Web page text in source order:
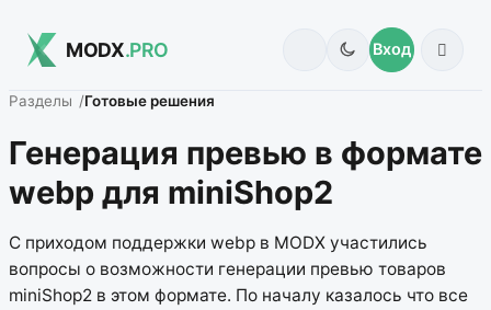
MODX.PRO Вход
Разделы Готовые решения
Генерация превью в формате
webp для miniShop2
С приходом поддержки webp в MODX участились
вопросы о возможности генерации превью товаров
miniShop2 в этом формате. По началу казалось что все